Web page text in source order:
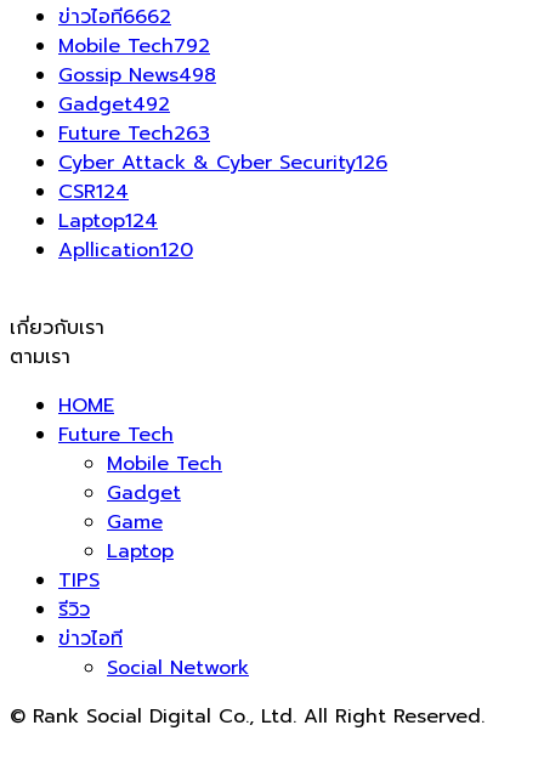
ข่าวไอที6662
Mobile Tech792
Gossip News498
Gadget492
Future Tech263
Cyber Attack & Cyber Security126
CSR124
Laptop124
Apllication120
เกี่ยวกับเรา
ตามเรา
HOME
Future Tech
Mobile Tech
Gadget
Game
Laptop
TIPS
รีวิว
ข่าวไอที
Social Network
© Rank Social Digital Co., Ltd. All Right Reserved.